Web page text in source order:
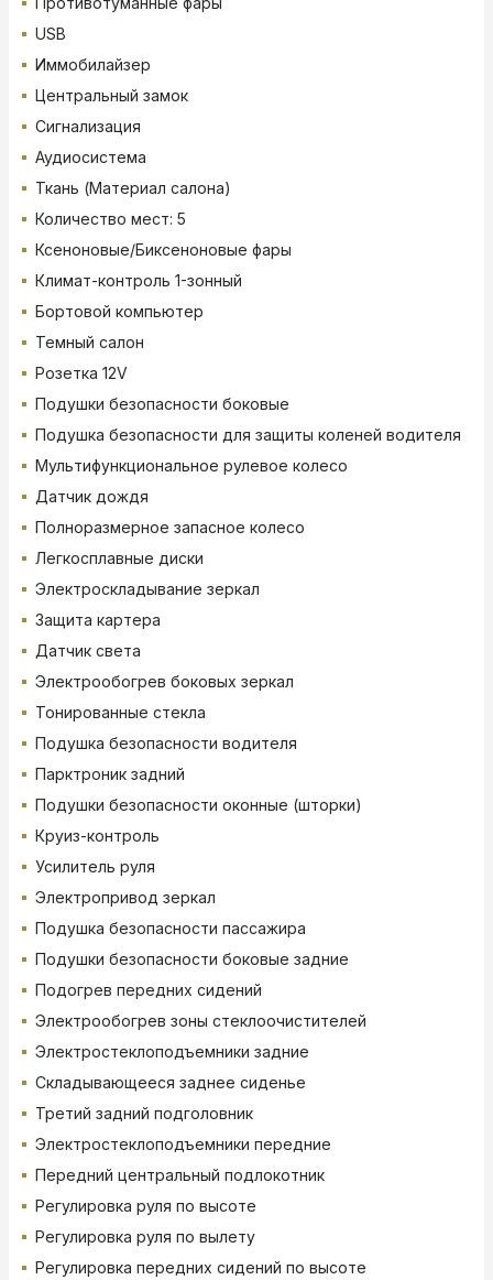
USB
Иммобилайзер
Центральный замок
Сигнализация
Аудиосистема
Ткань (Материал салона)
Количество мест: 5
Ксеноновые/Биксеноновые фары
Климат-контроль 1-зонный
Бортовой компьютер
Темный салон
Розетка 12V
Подушки безопасности боковые
Подушка безопасности для защиты коленей водителя
Мультифункциональное рулевое колесо
Датчик дождя
Полноразмерное запасное колесо
Легкосплавные диски
Электроскладывание зеркал
Защита картера
Датчик света
Электрообогрев боковых зеркал
Тонированные стекла
Подушка безопасности водителя
Парктроник задний
Подушки безопасности оконные (шторки)
Круиз-контроль
Усилитель руля
Электропривод зеркал
Подушка безопасности пассажира
Подушки безопасности боковые задние
Подогрев передних сидений
Электрообогрев зоны стеклоочистителей
Электростеклоподъемники задние
Складывающееся заднее сиденье
Третий задний подголовник
Электростеклоподъемники передние
Передний центральный подлокотник
Регулировка руля по высоте
Регулировка руля по вылету
Регулировка передних сидений по высоте